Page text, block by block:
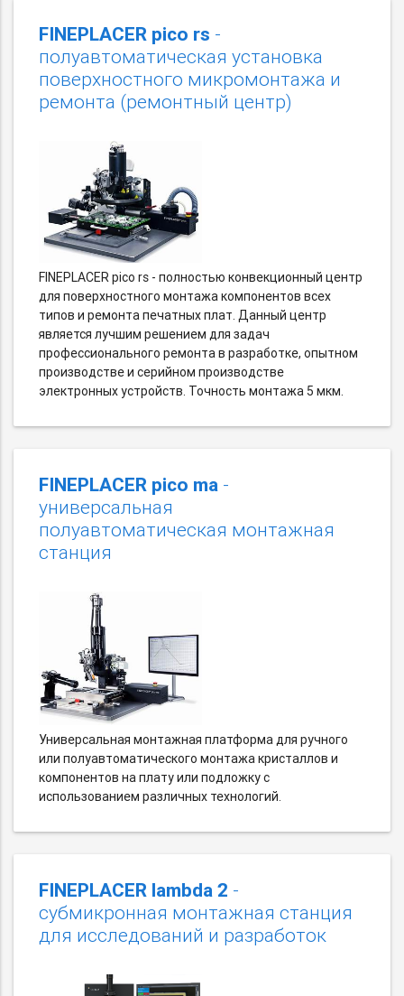
FINEPLACER pico rs -
полуавтоматическая установка
поверхностного микромонтажа и
ремонта (ремонтный центр)
FINEPLACER pico rs - полностью конвекционный центр
для поверхностного монтажа компонентов всех
типов и ремонта печатных плат. Данный центр
является лучшим решением для задач
профессионального ремонта в разработке, опытном
производстве и серийном производстве
электронных устройств. Точность монтажа 5 мкм.
FINEPLACER pico ma -
универсальная
полуавтоматическая монтажная
станция
Универсальная монтажная платформа для ручного
или полуавтоматического монтажа кристаллов и
компонентов на плату или подложку с
использованием различных технологий.
FINEPLACER lambda 2 -
субмикронная монтажная станция
для исследований и разработок